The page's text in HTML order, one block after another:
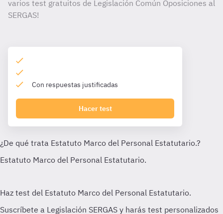
varios test gratuitos de Legislación Común Oposiciones al
SERGAS!
Con respuestas justificadas
Hacer test